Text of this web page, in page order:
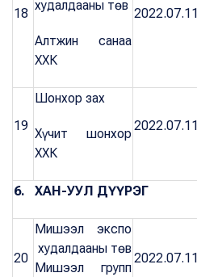
18
худалдааны төв
Алтжин санаа
ХХК
2022.07.11
19
Шонхор зах
Хүчит шонхор
ХХК
2022.07.11
6. ХАН-УУЛ ДҮҮРЭГ
20
Мишээл экспо
худалдааны төв
Мишээл групп
2022.07.11